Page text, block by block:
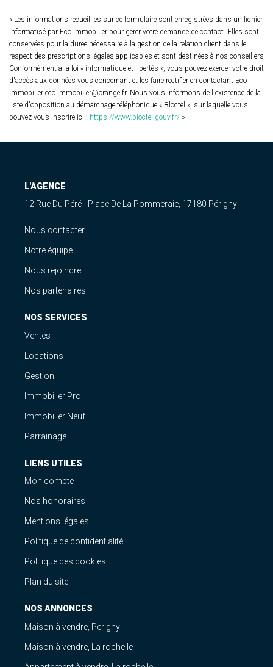
« Les informations recueillies sur ce formulaire sont enregistrées dans un fichier
informatisé par Eco Immobilier pour gérer votre demande de contact. Elles sont
conservées pour la durée nécessaire à la gestion de la relation client dans le
respect des prescriptions légales applicables et sont destinées à nos conseillers
Conformément à la loi « informatique et libertés », vous pouvez exercer votre droit
d'accès aux données vous concernant et les faire rectifier en contactant Eco
Immobilier eco.immobilier@orange.fr. Nous vous informons de l'existence de la
liste d'opposition au démarchage téléphonique « Bloctel », sur laquelle vous
pouvez vous inscrire ici : https://www.bloctel.gouv.fr/ »
L'AGENCE
12 Rue Du Péré - Place De La Pommeraie, 17180 Périgny
Nous contacter
Notre équipe
Nous rejoindre
Nos partenaires
NOS SERVICES
Ventes
Locations
Gestion
Immobilier Pro
Immobilier Neuf
Parrainage
LIENS UTILES
Mon compte
Nos honoraires
Mentions légales
Politique de confidentialité
Politique des cookies
Plan du site
NOS ANNONCES
Maison à vendre, Perigny
Maison à vendre, La rochelle